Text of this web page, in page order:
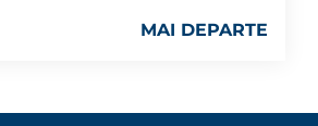
MAI DEPARTE